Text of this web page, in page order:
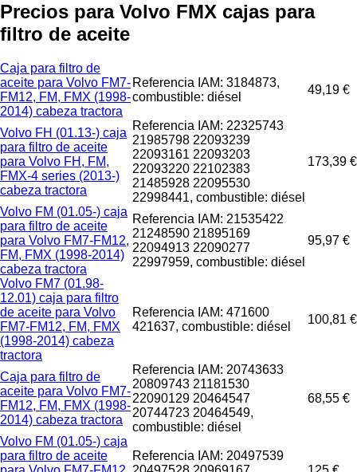
Precios para Volvo FMX cajas para
filtro de aceite
Caja para filtro de
aceite para Volvo FM7-
FM12, FM, FMX (1998-
2014) cabeza tractora
Referencia IAM: 3184873,
combustible: diésel
49,19 €
Volvo FH (01.13-) caja
para filtro de aceite
para Volvo FH, FM,
FMX-4 series (2013-)
cabeza tractora
Referencia IAM: 22325743
21985798 22093239
22093161 22093203
22093220 22102383
21485928 22095530
22998441, combustible: diésel
173,39 €
Volvo FM (01.05-) caja
para filtro de aceite
para Volvo FM7-FM12,
FM, FMX (1998-2014)
cabeza tractora
Referencia IAM: 21535422
21248590 21895169
22094913 22090277
22997959, combustible: diésel
95,97 €
Volvo FM7 (01.98-
12.01) caja para filtro
de aceite para Volvo
FM7-FM12, FM, FMX
(1998-2014) cabeza
tractora
Referencia IAM: 471600
421637, combustible: diésel
100,81 €
Caja para filtro de
aceite para Volvo FM7-
FM12, FM, FMX (1998-
2014) cabeza tractora
Referencia IAM: 20743633
20809743 21181530
22090129 20464547
20744723 20464549,
combustible: diésel
68,55 €
Volvo FM (01.05-) caja
para filtro de aceite
Referencia IAM: 20497539